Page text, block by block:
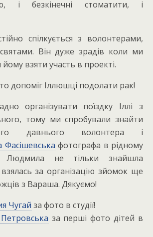
і безкінечні стоматити, і
спілкується з волонтерами,
святами. Він дуже зрадів коли ми
взяти участь в проекті.
допоміг Іллюшці подолати рак!
організувати поїздку Іллі з
тому ми спробували знайти
давнього волонтера і
фотографа в рідному
Людмила не тільки знайшла
за організацію зйомок ще
з Вараша. Дякуємо!
Чугай за фото в студії!
Петровська за перші фото дітей в